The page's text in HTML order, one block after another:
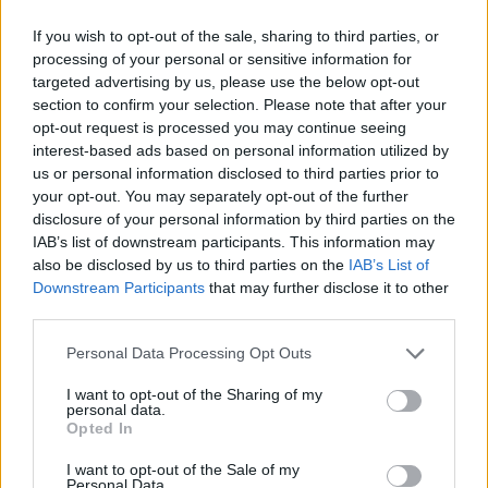
If you wish to opt-out of the sale, sharing to third parties, or
processing of your personal or sensitive information for
targeted advertising by us, please use the below opt-out
section to confirm your selection. Please note that after your
opt-out request is processed you may continue seeing
interest-based ads based on personal information utilized by
us or personal information disclosed to third parties prior to
your opt-out. You may separately opt-out of the further
disclosure of your personal information by third parties on the
IAB’s list of downstream participants. This information may
also be disclosed by us to third parties on the IAB’s List of
Downstream Participants that may further disclose it to other
Please note that this website/app uses one or more Google
not limited to your visit or usage behaviour. You may click to
grant or deny consent to Google and its third-party tags to
use your data for below specified purposes in below Google
consent section.
Personal Data Processing Opt Outs
I want to opt-out of the Sharing of my
personal data.
Opted In
I want to opt-out of the Sale of my
Personal Data.
Gallura, finti clienti svuotano le suite: furto da
50mila nel resort
Meteo Olbia 7 agosto, sole e caldo tornano
protagonisti
Test tunnel Olbia: rampe chiuse ancora fino a
fine agosto